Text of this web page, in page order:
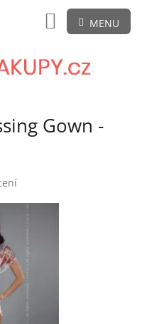
NÁKUPNÍ
KOŠÍK
Gown -